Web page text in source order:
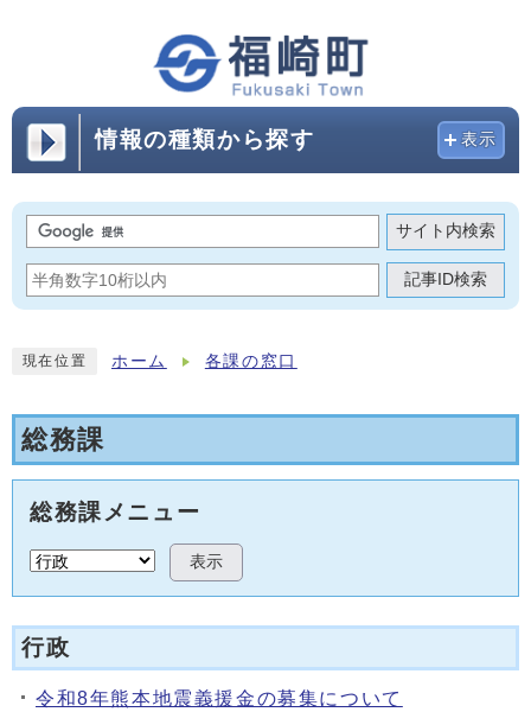
情報の種類から探す 表示
サイト内検索
記事ID検索
現在位置 ホーム 各課の窓口
総務課
総務課メニュー
表示
行政
令和8年熊本地震義援金の募集について